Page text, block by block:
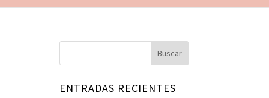
ENTRADAS RECIENTES